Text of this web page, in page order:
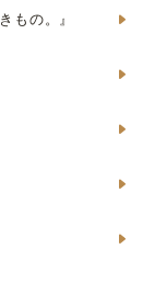
もの。』